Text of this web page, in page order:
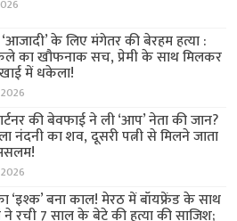
के लिए मंगेतर की बेरहम हत्या :
का खौफनाक सच, प्रेमी के साथ मिलकर
में धकेला!
की बेवफाई ने ली ‘आप’ नेता की जान?
नंदनी का शव, दूसरी पत्नी से मिलने जाता
‘इश्क’ बना काल! मेरठ में बॉयफ्रेंड के साथ
रची 7 साल के बेटे की हत्या की साजिश;